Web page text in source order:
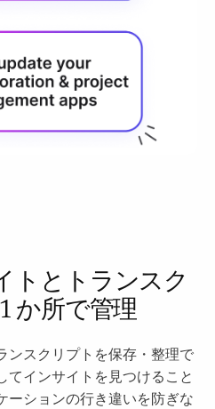
トとトランスク
か所で管理
ンスクリプトを保存・整理で
てインサイトを見つけること
ーションの行き違いを防ぎな